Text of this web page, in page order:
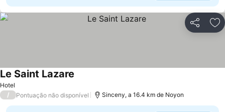
Partilhar
Hotel
Le Saint Lazare
/ Pontuação não disponível Sinceny, a 16.4 km de Noyon